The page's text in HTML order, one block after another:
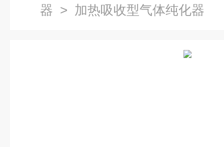
器 > 加热吸收型气体纯化器